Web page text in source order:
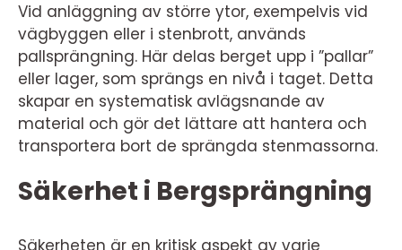
Vid anläggning av större ytor, exempelvis vid
vägbyggen eller i stenbrott, används
pallsprängning. Här delas berget upp i ”pallar”
eller lager, som sprängs en nivå i taget. Detta
skapar en systematisk avlägsnande av
material och gör det lättare att hantera och
transportera bort de sprängda stenmassorna.
Säkerhet i Bergsprängning
Säkerheten är en kritisk aspekt av varje